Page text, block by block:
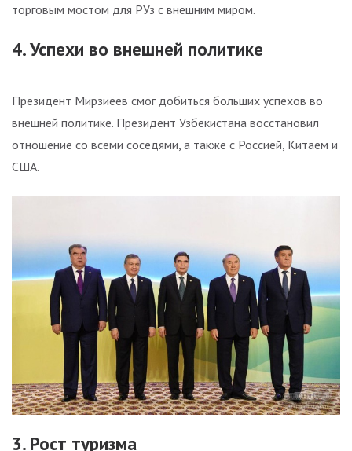
торговым мостом для РУз с внешним миром.
4. Успехи во внешней политике
Президент Мирзиёев смог добиться больших успехов во
внешней политике. Президент Узбекистана восстановил
отношение со всеми соседями, а также с Россией, Китаем и
США.
3. Рост туризма